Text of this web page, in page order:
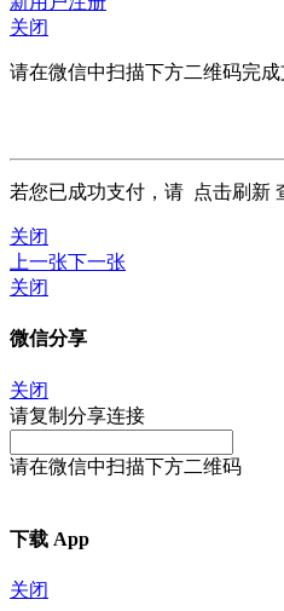
关闭
请在微信中扫描下方二维码完
若您已成功支付，请 点击刷新
关闭
上一张下一张
关闭
微信分享
关闭
请复制分享连接
请在微信中扫描下方二维码
下载 App
关闭